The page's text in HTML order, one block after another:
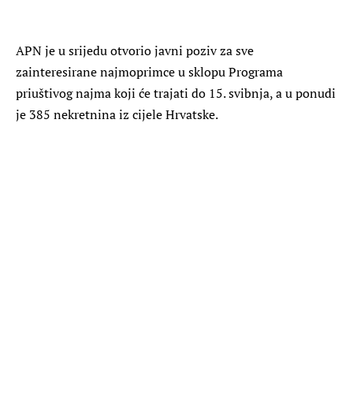
APN je u srijedu otvorio javni poziv za sve
zainteresirane najmoprimce u sklopu Programa
priuštivog najma koji će trajati do 15. svibnja, a u ponudi
je 385 nekretnina iz cijele Hrvatske.